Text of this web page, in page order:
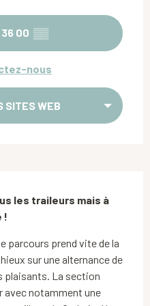
00 ▒▒
nous
SITES WEB
les traileurs mais à
!
parcours prend vite de la
sur une alternance de
plaisants. La section
avec notamment une